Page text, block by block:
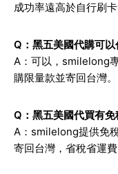
成功率遠高於自行刷卡
Q：黑五美國代購可以
A：可以，smilelong
購限量款並寄回台灣。
Q：黑五美國代買有免
A：smilelong提供免
寄回台灣，省稅省運費